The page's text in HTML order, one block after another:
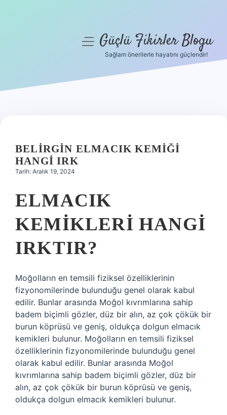
Hakkımızda
menüyüGüçlü Fikirler Blogu
Sağlam önerilerle hayatını güçlendir!
BELIRGIN ELMACIK KEMIĞI
HANGI IRK
Tarih: Aralık 19, 2024
ELMACIK
KEMIKLERI HANGI
IRKTIR?
Moğolların en temsili fiziksel özelliklerinin
fizyonomilerinde bulunduğu genel olarak kabul
edilir. Bunlar arasında Moğol kıvrımlarına sahip
badem biçimli gözler, düz bir alın, az çok çökük bir
burun köprüsü ve geniş, oldukça dolgun elmacık
kemikleri bulunur. Moğolların en temsili fiziksel
özelliklerinin fizyonomilerinde bulunduğu genel
olarak kabul edilir. Bunlar arasında Moğol
kıvrımlarına sahip badem biçimli gözler, düz bir
alın, az çok çökük bir burun köprüsü ve geniş,
oldukça dolgun elmacık kemikleri bulunur.